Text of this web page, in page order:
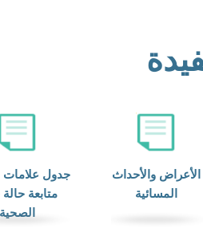
الأعراض والأحداث
المسائية
جدول علامات
متابعة
الصحية